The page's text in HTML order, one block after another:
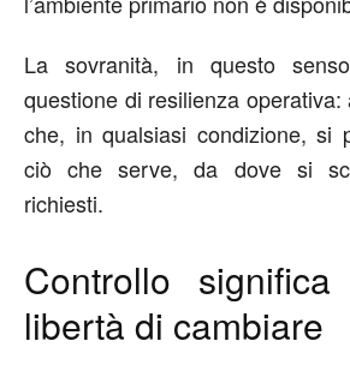
La sovranità, in questo
questione di resilienza
che, in qualsiasi condizione, si
ciò che serve, da dove si
richiesti.
Controllo
libertà di cambiare